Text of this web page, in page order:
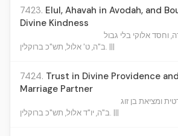
7423. Elul, Ahavah in Avodah, and
Divine Kindness
וחסד אלוקי בלי גבול
ב"ה, ט' אלול, תש"כ ברוקלין. |||
7424. Trust in Divine Providence
Marriage Partner
ומציאת בן זוג
ב"ה, יו"ד אלול, תש"כ ברוקלין. |||